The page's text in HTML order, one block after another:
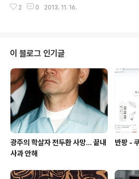
을 읽지 않는다는 사실을 놓고 보면 ‘책을 읽어야 한다’
년 일부분만을 삽입하여 책을 내었을까? 이 책을 출간
이 났다. 7권이지만 중간에 6.5권이라 할 수 있는 《공부
를 포함하면 장정일의 독서일기 시즌1은 8권이다. 시
로 포맷을 바꾸어 《빌린 책 산 책 버린 책》의 이름으
가 나왔다. 1권 머리말에서 "한 권의 책 읽기가 끝나
에 내 나름의 '저자 후기'를 주서하는 일, 나는 그런 '행
저자'가..
2 0 2013. 11. 16.
이 블로그 인기글
광주의 학살자 전두환 사망... 끝내
사과 안해
반팡 -